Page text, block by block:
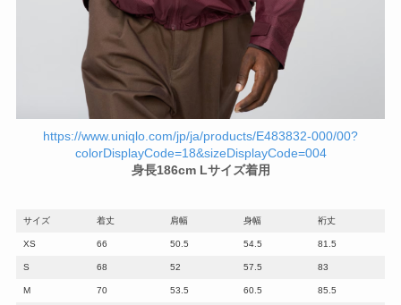
https://www.uniqlo.com/jp/ja/products/E483832-000/00?
colorDisplayCode=18&sizeDisplayCode=004
身長186cm Lサイズ着用
サイズ 着丈 肩幅 身幅 裄丈
XS 66 50.5 54.5 81.5
S 68 52 57.5 83
M 70 53.5 60.5 85.5